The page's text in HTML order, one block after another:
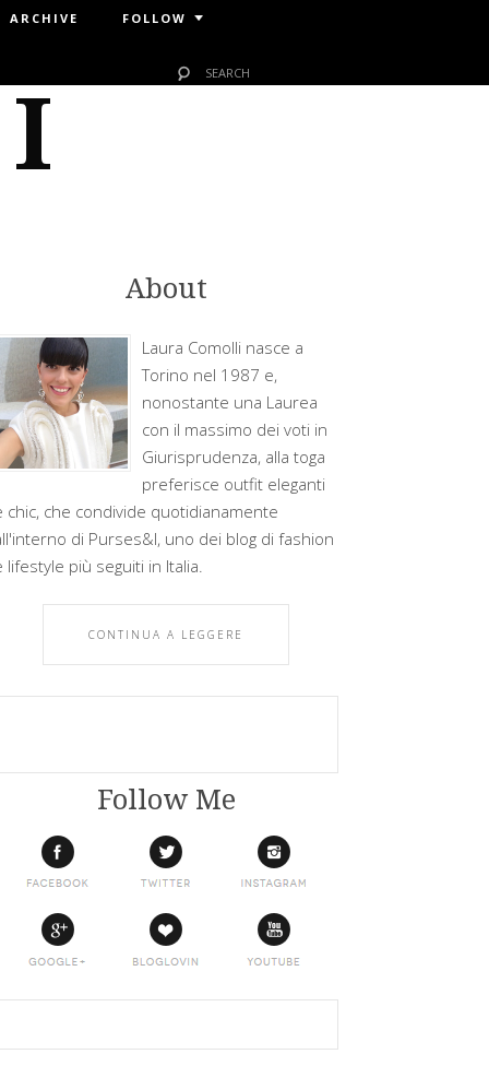
ARCHIVE FOLLOW
About
Laura Comolli nasce a
Torino nel 1987 e,
nonostante una Laurea
con il massimo dei voti in
Giurisprudenza, alla toga
preferisce outfit eleganti
chic, che condivide quotidianamente
di Purses&I, uno dei blog di fashion
lifestyle più seguiti in Italia.
CONTINUA A LEGGERE
Follow Me